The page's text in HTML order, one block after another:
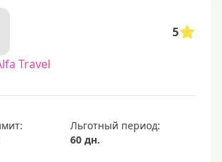
5
Travel
Льготный период:
60 дн.